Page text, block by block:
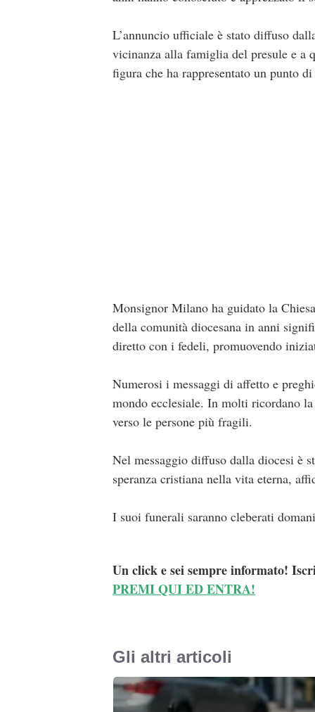
L’annuncio ufficiale è stato diffuso
vicinanza alla famiglia del presule e a
figura che ha rappresentato un punto
Monsignor Milano ha guidato la
della comunità diocesana in anni
diretto con i fedeli, promuovendo
Numerosi i messaggi di affetto e
mondo ecclesiale. In molti ricordano
verso le persone più fragili.
Nel messaggio diffuso dalla diocesi è
speranza cristiana nella vita eterna,
I suoi funerali saranno cleberati
Un click e sei sempre informato!
PREMI QUI ED ENTRA!
Gli altri articoli